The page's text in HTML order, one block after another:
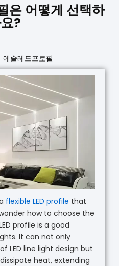
은 어떻게 선택하
?
에슬레드프로필
flexible LED profile that
how to choose the
profile is a good
It can not only
LED line light design but
heat, extending